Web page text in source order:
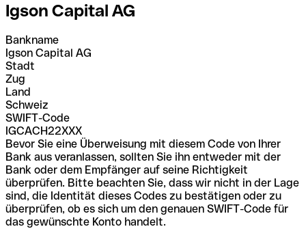
Igson Capital AG
Bankname
Igson Capital AG
Stadt
Zug
Land
Schweiz
SWIFT-Code
IGCACH22XXX
Bevor Sie eine Überweisung mit diesem Code von Ihrer
Bank aus veranlassen, sollten Sie ihn entweder mit der
Bank oder dem Empfänger auf seine Richtigkeit
überprüfen. Bitte beachten Sie, dass wir nicht in der Lage
sind, die Identität dieses Codes zu bestätigen oder zu
überprüfen, ob es sich um den genauen SWIFT-Code für
das gewünschte Konto handelt.